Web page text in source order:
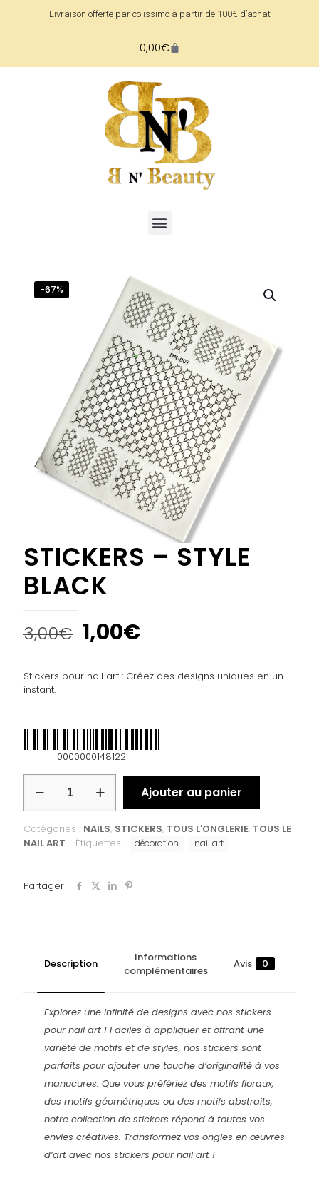
Livraison offerte par colissimo à partir de 100€ d’achat
0,00€
-67%
STICKERS – STYLE
BLACK
3,00€ 1,00€
Stickers pour nail art : Créez des designs uniques en un
instant.
0000000148122
Ajouter au panier
Catégories : NAILS, STICKERS, TOUS L'ONGLERIE, TOUS LE
NAIL ART
Étiquettes : décoration nail art
Partager
Description
Informations
complémentaires
Avis 0
Explorez une infinité de designs avec nos stickers
pour nail art ! Faciles à appliquer et offrant une
variété de motifs et de styles, nos stickers sont
parfaits pour ajouter une touche d’originalité à vos
manucures. Que vous préfériez des motifs floraux,
des motifs géométriques ou des motifs abstraits,
notre collection de stickers répond à toutes vos
envies créatives. Transformez vos ongles en œuvres
d’art avec nos stickers pour nail art !